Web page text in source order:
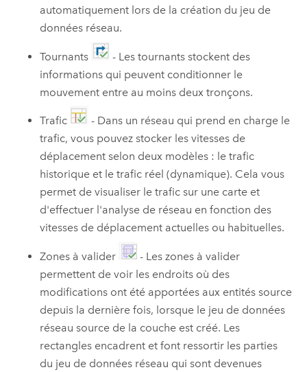
automatiquement lors de la création du jeu de
données réseau.
Tournants
- Les tournants stockent des
informations qui peuvent conditionner le
mouvement entre au moins deux tronçons.
Trafic
- Dans un réseau qui prend en charge le
trafic, vous pouvez stocker les vitesses de
déplacement selon deux modèles : le trafic
historique et le trafic réel (dynamique). Cela vous
permet de visualiser le trafic sur une carte et
d'effectuer l'analyse de réseau en fonction des
vitesses de déplacement actuelles ou habituelles.
Zones à valider
- Les zones à valider
permettent de voir les endroits où des
modifications ont été apportées aux entités source
depuis la dernière fois, lorsque le jeu de données
réseau source de la couche est créé. Les
rectangles encadrent et font ressortir les parties
du jeu de données réseau qui sont devenues